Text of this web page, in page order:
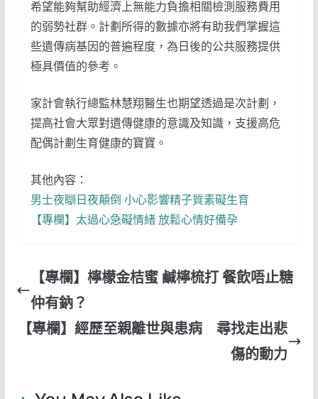
希望能夠幫助經濟上無能力負擔相關檢測服務費用
的弱勢社群。計劃所得的數據亦將有助我們掌握這
些遺傳病基因的普遍程度，為日後的公共服務提供
極具價值的參考。
家計會執行總監林慧翔醫生也期望透過是次計劃，
提高社會大眾對遺傳健康的意識及知識，支援高危
配偶計劃生育健康的寶寶。
其他內容：
男士夜瞓日夜顛倒 小心影響精子質素礙生育
【專欄】太過心急礙情緒 放鬆心情好備孕
【專欄】檸檬金桔蜜 鹹檸梳打 餐飲唔止糖
仲有鈉？
【專欄】經歷至親離世與患病 尋找走出悲
傷的動力